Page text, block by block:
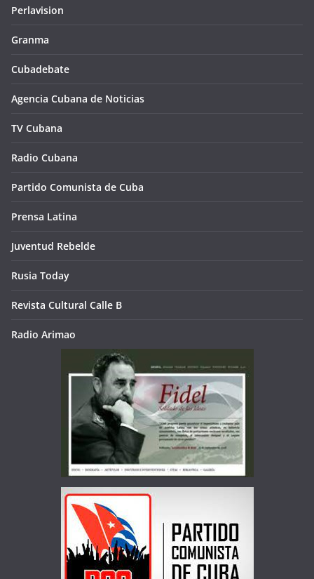
Perlavision
Granma
Cubadebate
Agencia Cubana de Noticias
TV Cubana
Radio Cubana
Partido Comunista de Cuba
Prensa Latina
Juventud Rebelde
Rusia Today
Revista Cultural Calle B
Radio Arimao